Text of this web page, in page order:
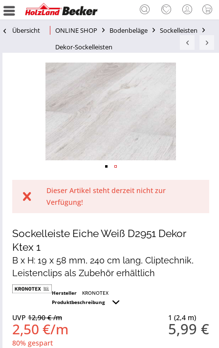
Übersicht ONLINE SHOP Bodenbeläge
Sockelleisten
Dekor-Sockelleisten
Dieser Artikel steht derzeit nicht zur
Verfügung!
Sockelleiste Eiche Weiß D2951 Dekor
Ktex 1
B x H: 19 x 58 mm, 240 cm lang, Cliptechnik,
Leistenclips als Zubehör erhältlich
Hersteller
KRONOTEX
Produktbeschreibung
1 (2,4 m)
5,99 €
UVP 12,90 € /m
2,50 €/m
80% gespart